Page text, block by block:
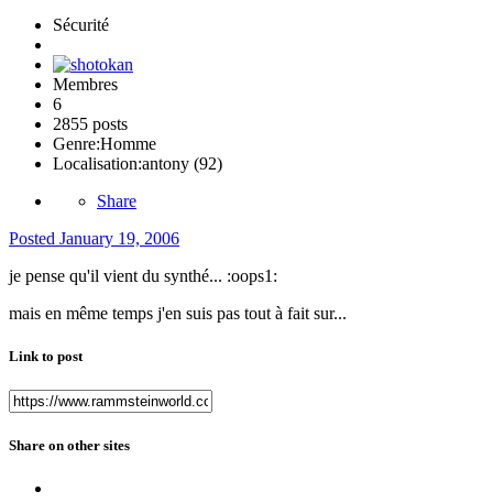
Sécurité
Membres
6
2855 posts
Genre:Homme
Localisation:antony (92)
Share
Posted January 19, 2006
je pense qu'il vient du synthé... :oops1:
mais en même temps j'en suis pas tout à fait sur...
Link to post
Share on other sites